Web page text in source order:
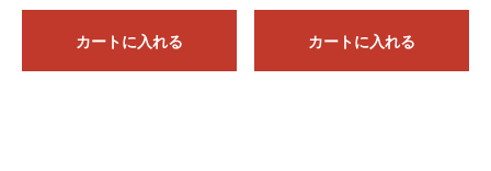
カートに入れる カートに入れる
いる場合でも在庫切れしていることもございますことをご了
承ください。
※15時までに当社にメーカーから入荷した商品や当社に在庫が